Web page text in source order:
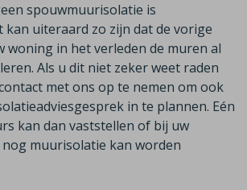
spouwmuurisolatie is
kan uiteraard zo zijn dat de vorige
woning in het verleden de muren al
Als u dit niet zeker weet raden
met ons op te nemen om ook
in te plannen. Eén
kan dan vaststellen of bij uw
muurisolatie kan worden